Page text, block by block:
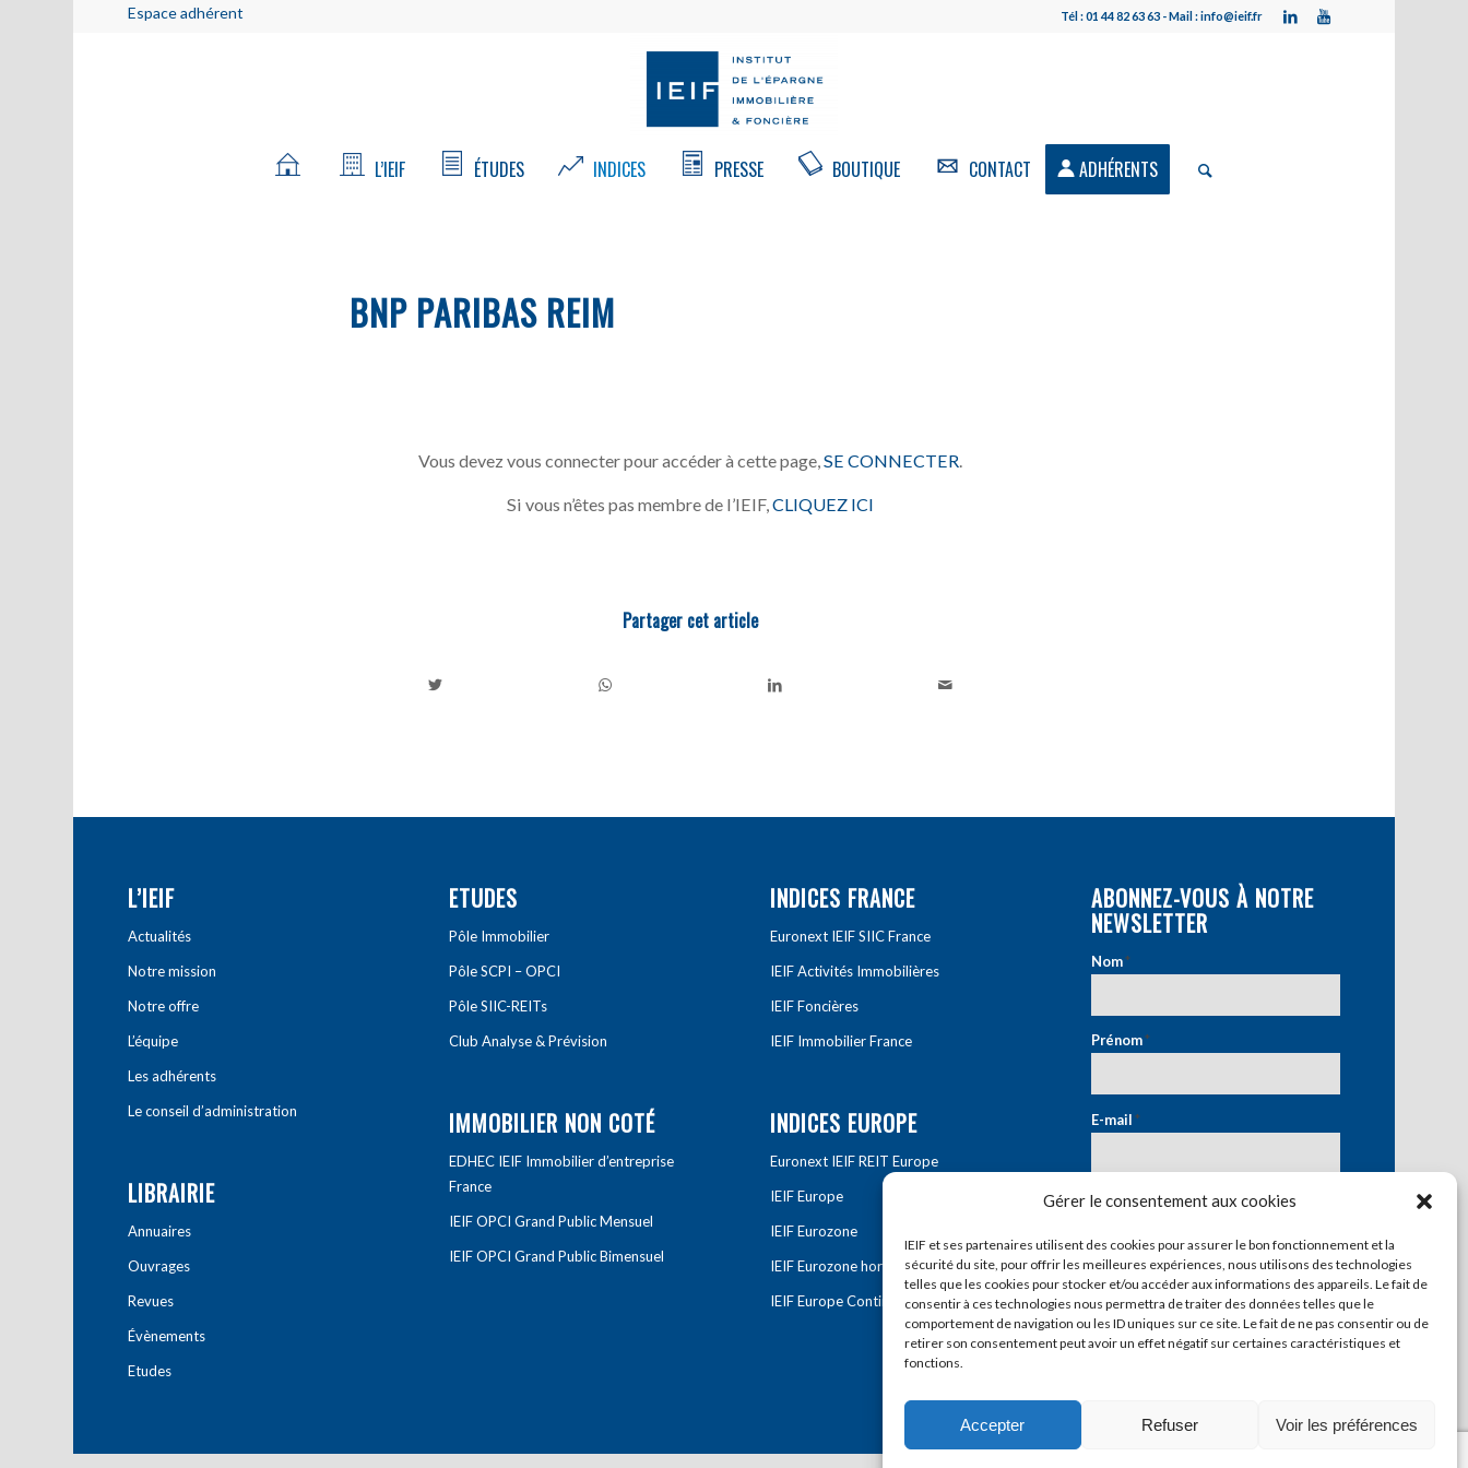
Gérer le consentement aux cookies
IEIF et ses partenaires utilisent des cookies pour assurer le bon fonctionnement et la
sécurité du site, pour offrir les meilleures expériences, nous utilisons des technologies
telles que les cookies pour stocker et/ou accéder aux informations des appareils. Le fait de
consentir à ces technologies nous permettra de traiter des données telles que le
comportement de navigation ou les ID uniques sur ce site. Le fait de ne pas consentir ou de
retirer son consentement peut avoir un effet négatif sur certaines caractéristiques et
fonctions.
Accepter Refuser Voir les préférences
Espace adhérent Tél : 01 44 82 63 63 - Mail : info@ieif.fr
L’IEIF ÉTUDES INDICES PRESSE BOUTIQUE CONTACT ADHÉRENTS
BNP PARIBAS REIM
Vous devez vous connecter pour accéder à cette page, SE CONNECTER
Si vous n’êtes pas membre de l’IEIF,CLIQUEZ ICI
Partager cet article
L’IEIF
Actualités
Notre mission
Notre offre
L’équipe
Les adhérents
Le conseil d’administration
LIBRAIRIE
Annuaires
Ouvrages
Revues
Évènements
Etudes
ETUDES
Pôle Immobilier
Pôle SCPI – OPCI
Pôle SIIC-REITs
Club Analyse & Prévision
IMMOBILIER NON COTÉ
EDHEC IEIF Immobilier d’entreprise
France
IEIF OPCI Grand Public Mensuel
IEIF OPCI Grand Public Bimensuel
INDICES FRANCE
Euronext IEIF SIIC France
IEIF Activités Immobilières
IEIF Foncières
IEIF Immobilier France
INDICES EUROPE
Euronext IEIF REIT Europe
IEIF Europe
IEIF Eurozone
IEIF Eurozone hors France
IEIF Europe Continentale
ABONNEZ-VOUS À NOTRE
NEWSLETTER
Nom*
Prénom*
E-mail*